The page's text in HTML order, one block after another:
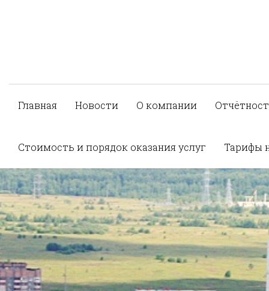
Главная Новости О компании
Стоимость и порядок оказания услуг Тарифы